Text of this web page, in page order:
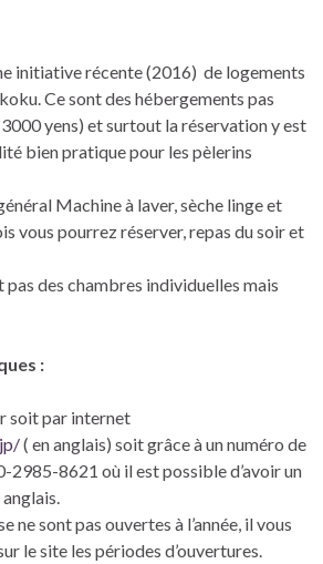
initiative récente (2016) de logements
Ce sont des hébergements pas
yens) et surtout la réservation y est
bien pratique pour les pèlerins
Machine à laver, sèche linge et
vous pourrez réserver, repas du soir et
pas des chambres individuelles mais
:
soit par internet
( en anglais) soit grâce à un numéro de
2985-8621 où il est possible d’avoir un
ne sont pas ouvertes à l’année, il vous
le site les périodes d’ouvertures.